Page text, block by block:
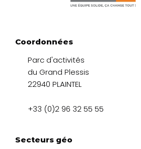
Coordonnées
Parc d'activités
du Grand Plessis
22940 PLAINTEL
+33 (0)2 96 32 55 55
Secteurs géo